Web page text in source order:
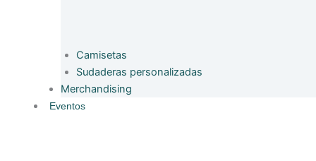
Camisetas
Sudaderas personalizadas
Merchandising
Eventos